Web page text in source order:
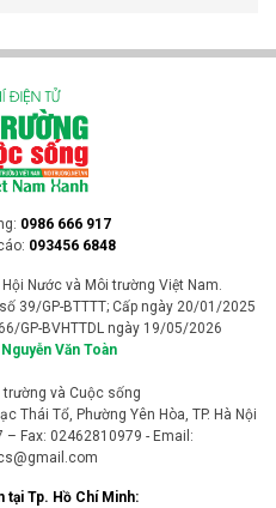
huy động sự tham gia của cả hệ
độ xây dựng cơ sở dữ liệu đất
tâm hoàn thành trước ngày